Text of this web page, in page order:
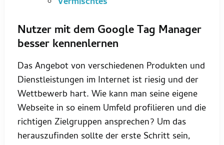
Nutzer mit dem Google Tag Manager
besser kennenlernen
Das Angebot von verschiedenen Produkten und
Dienstleistungen im Internet ist riesig und der
Wettbewerb hart. Wie kann man seine eigene
Webseite in so einem Umfeld profilieren und die
richtigen Zielgruppen ansprechen? Um das
herauszufinden sollte der erste Schritt sein,